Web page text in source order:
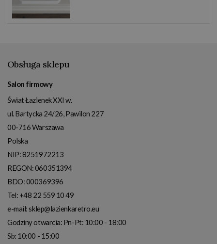
Obsługa sklepu
Salon firmowy
Świat Łazienek XXI w.
ul. Bartycka 24/26, Pawilon 227
00-716Warszawa
Polska
NIP:8251972213
REGON: 060351394
BDO: 000369396
Tel: +48 22 559 10 49
e-mail:sklep@lazienkaretro.eu
Godziny otwarcia: Pn-Pt: 10:00 - 18:00
Sb: 10:00 - 15:00